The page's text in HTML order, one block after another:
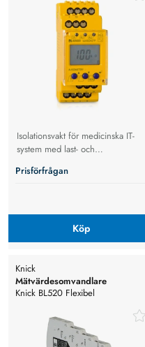
Isolationsvakt för medicinska IT-
system med last- och
felsökning och hög
Prisförfrågan
Köp
Knick
Mätvärdesomvandlare
Knick BL520 Flexibel
PT100/PT1000, Te Typ J & K